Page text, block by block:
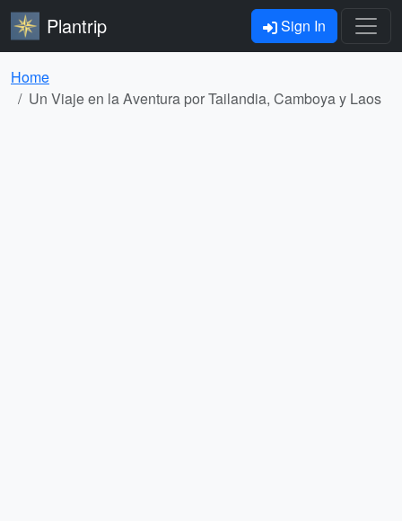
Plantrip Sign In
Home
Un Viaje en la Aventura por Tailandia, Camboya y Laos